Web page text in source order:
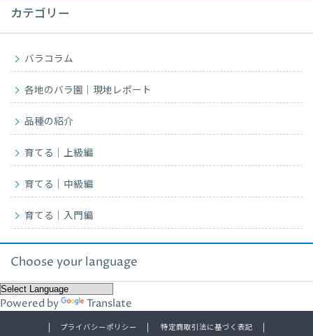
カテゴリー
バラコラム
各地のバラ園｜現地レポート
品種の紹介
育てる｜上級編
育てる｜中級編
育てる｜入門編
Choose your language
Powered by Translate
プライバシーポリシー 特定商取引法に基づく表記